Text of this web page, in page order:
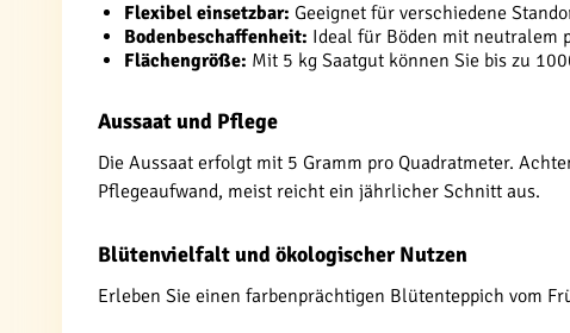
Flexibel einsetzbar: Geeignet für verschiedene
Bodenbeschaffenheit: Ideal für Böden mit neutralem
Flächengröße: Mit 5 kg Saatgut können Sie bis zu
Aussaat und Pflege
Die Aussaat erfolgt mit 5 Gramm pro Quadratmeter.
Pflegeaufwand, meist reicht ein jährlicher Schnitt aus.
Blütenvielfalt und ökologischer Nutzen
Erleben Sie einen farbenprächtigen Blütenteppich vom